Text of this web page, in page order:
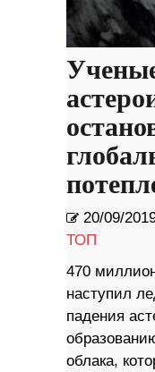
20/09/
ТОП
470
наступил
падения
облака,